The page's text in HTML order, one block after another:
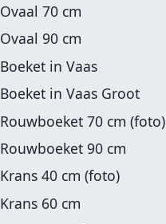
Ovaal 70 cm
Ovaal 90 cm
Boeket in Vaas
Boeket in Vaas Groot
Rouwboeket 70 cm (foto)
Rouwboeket 90 cm
Krans 40 cm (foto)
Krans 60 cm